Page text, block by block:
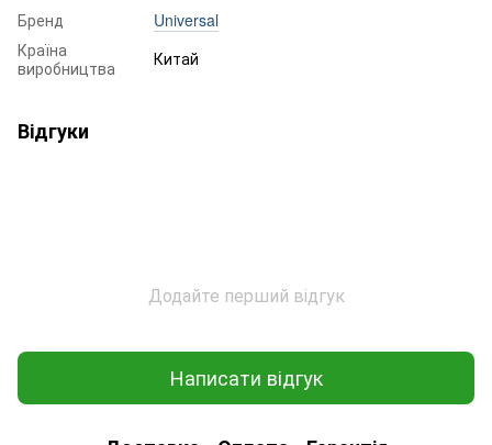
Бренд
Universal
Країна
виробництва
Китай
Відгуки
Додайте перший відгук
Написати відгук